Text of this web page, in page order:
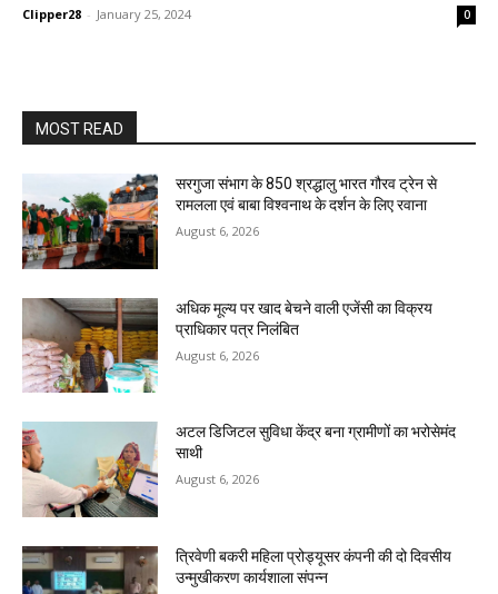
Clipper28 - January 25, 2024 0
MOST READ
सरगुजा संभाग के 850 श्रद्धालु भारत गौरव ट्रेन से
रामलला एवं बाबा विश्वनाथ के दर्शन के लिए रवाना
August 6, 2026
अधिक मूल्य पर खाद बेचने वाली एजेंसी का विक्रय
प्राधिकार पत्र निलंबित
August 6, 2026
अटल डिजिटल सुविधा केंद्र बना ग्रामीणों का भरोसेमंद
साथी
August 6, 2026
त्रिवेणी बकरी महिला प्रोड्यूसर कंपनी की दो दिवसीय
उन्मुखीकरण कार्यशाला संपन्न